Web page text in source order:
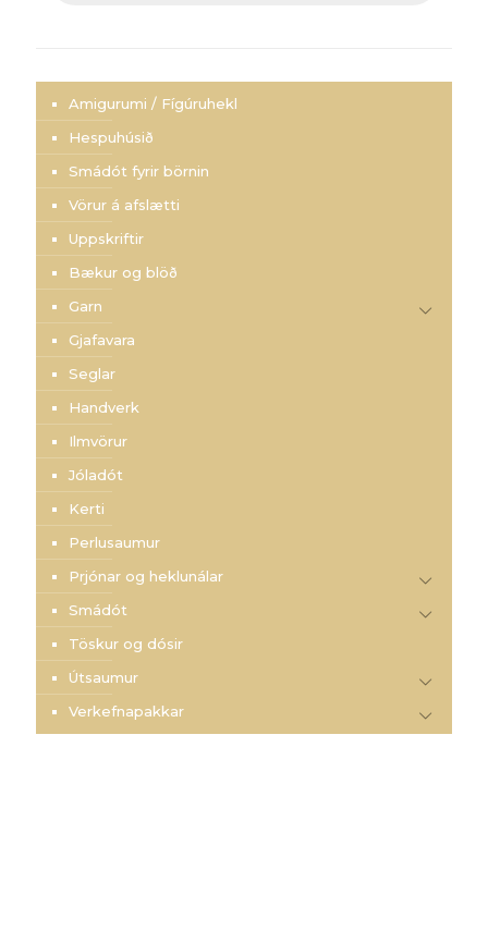
Amigurumi / Fígúruhekl
Hespuhúsið
Smádót fyrir börnin
Vörur á afslætti
Uppskriftir
Bækur og blöð
Garn
Gjafavara
Seglar
Handverk
Ilmvörur
Jóladót
Kerti
Perlusaumur
Prjónar og heklunálar
Smádót
Töskur og dósir
Útsaumur
Verkefnapakkar